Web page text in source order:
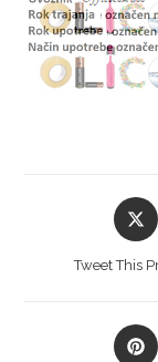
Tweet This